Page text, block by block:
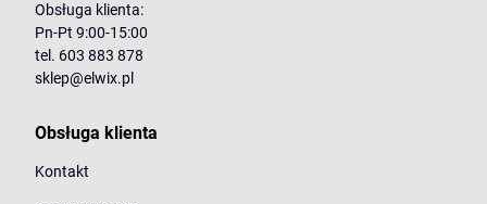
Obsługa klienta:
Pn-Pt 9:00-15:00
tel. 603 883 878
sklep@elwix.pl
Obsługa klienta
Kontakt